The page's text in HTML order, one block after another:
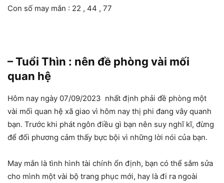
Con số may mắn : 22 , 44 , 77
– Tuổi Thìn : nên đề phòng vài mối
quan hệ
Hôm nay ngày 07/09/2023 nhất định phải đề phòng một
vài mối quan hệ xã giao vì hôm nay thị phi đang vây quanh
bạn. Trước khi phát ngôn điều gì bạn nên suy nghĩ kĩ, đừng
để đối phương cảm thấy bực bội vì những lời nói của bạn.
May mắn là tình hình tài chính ổn định, bạn có thể sắm sửa
cho mình một vài bộ trang phục mới, hay là đi ra ngoài